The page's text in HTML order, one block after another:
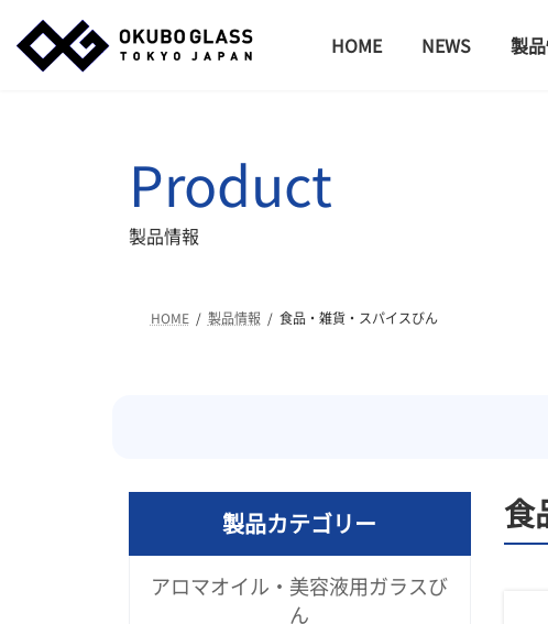
HOME NEWS 製
製品情報
Product
HOME 製品情報 食品・雑貨・スパイスびん
製品カテゴリー
アロマオイル・美容液用ガラスび
ん
食